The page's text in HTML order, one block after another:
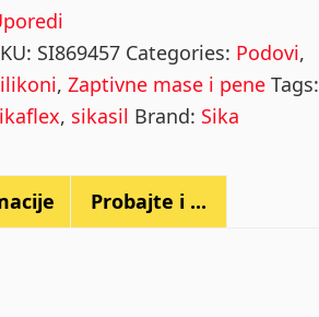
SI869457 Categories: Podovi,
,Zaptivne mase i pene Tags:
, sikasil Brand: Sika
Probajte i ...